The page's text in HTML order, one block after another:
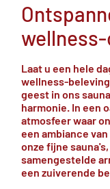
Laat u een hele
wellness-
geest in ons
harmonie. In een
atmosfeer waar
een ambiance
onze fijne
samengestelde
een zuiverende